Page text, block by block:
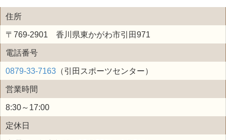
住所
〒769-2901 香川県東かがわ市引田971
電話番号
0879-33-7163 （引田スポーツセンター）
営業時間
8:30～17:00
定休日